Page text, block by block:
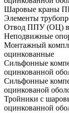
Шаровые краны
Элементы
Отвод ППУ (ОЦ) в
Неподвижные
Монтажный
оцинкованные
Сильфонные
оцинкованной
Сильфонные
оцинкованой
Тройники с
оцинкованной